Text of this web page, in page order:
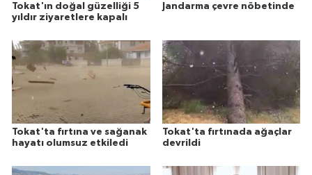
Tokat'ın doğal güzelliği 5
yıldır ziyaretlere kapalı
Jandarma çevre nöbetinde
Tokat'ta fırtına ve sağanak
hayatı olumsuz etkiledi
Tokat'ta fırtınada ağaçlar
devrildi